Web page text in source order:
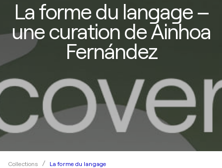
La forme du langage –
une curation de Ainhoa
Fernández
Collections La forme du langage